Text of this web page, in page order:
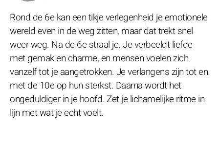
Rond de 6e kan een tikje verlegenheid je emotionele
wereld even in de weg zitten, maar dat trekt snel
weer weg. Na de 6e straal je. Je verbeeldt liefde
met gemak en charme, en mensen voelen zich
vanzelf tot je aangetrokken. Je verlangens zijn tot en
met de 10e op hun sterkst. Daarna wordt het
ongeduldiger in je hoofd. Zet je lichamelijke ritme in
lijn met wat je echt voelt.